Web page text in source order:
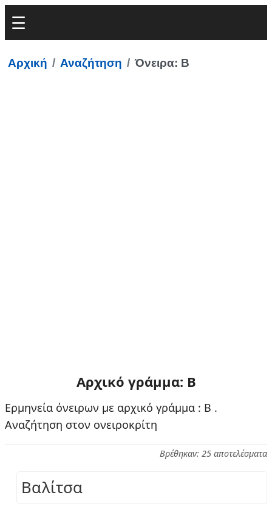
Αρχική Αναζήτηση Όνειρα: Β
Αρχικό γράμμα: Β
Ερμηνεία όνειρων με αρχικό γράμμα : Β .
Αναζήτηση στον ονειροκρίτη
Βρέθηκαν: 25 αποτελέσματα
Βαλίτσα